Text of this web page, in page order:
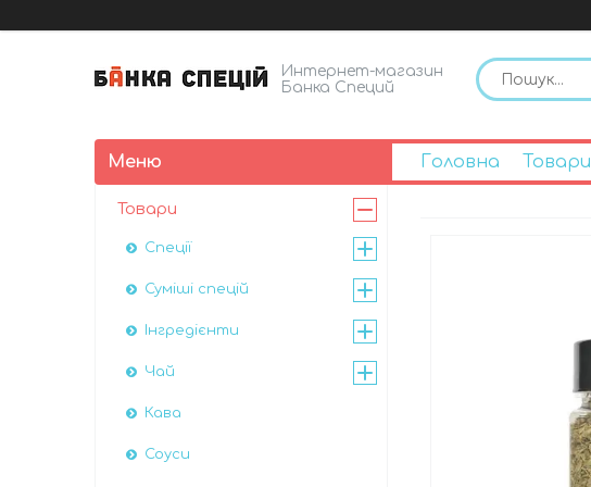
Интернет-магазин
Банка Специй
Головна Товари
Товари
Спеції
Суміші спецій
Інгредієнти
Чай
Кава
Соуси